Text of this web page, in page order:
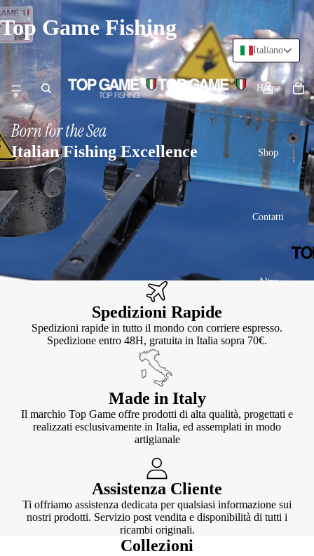
Top Game Fishing
Home
Shop
Contatti
Altro
Born for the Sea
Italian Fishing Excellence
Spedizioni Rapide
Spedizioni rapide in tutto il mondo con corriere espresso.
Spedizione entro 48H, gratuita in Italia sopra 70€.
Made in Italy
Il marchio Top Game offre prodotti di alta qualità, progettati e
realizzati esclusivamente in Italia, ed assemplati in modo
artigianale
Assistenza Cliente
Ti offriamo assistenza dedicata per qualsiasi informazione sui
nostri prodotti. Servizio post vendita e disponibilità di tutti i
ricambi originali.
Collezioni
Italiano